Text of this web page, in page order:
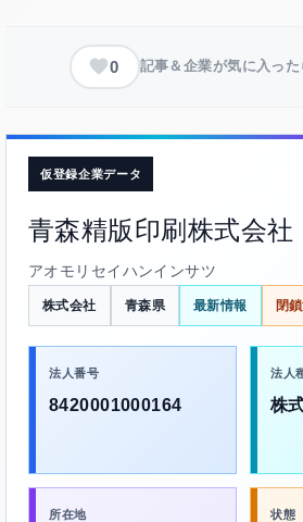
0 記事＆企業が気に入っ
仮登録企業データ
青森精版印刷株式会社
アオモリセイハンインサツ
株式会社 青森県 最新情報 閉
法人番号
8420001000164
法人
株
所在地 状態